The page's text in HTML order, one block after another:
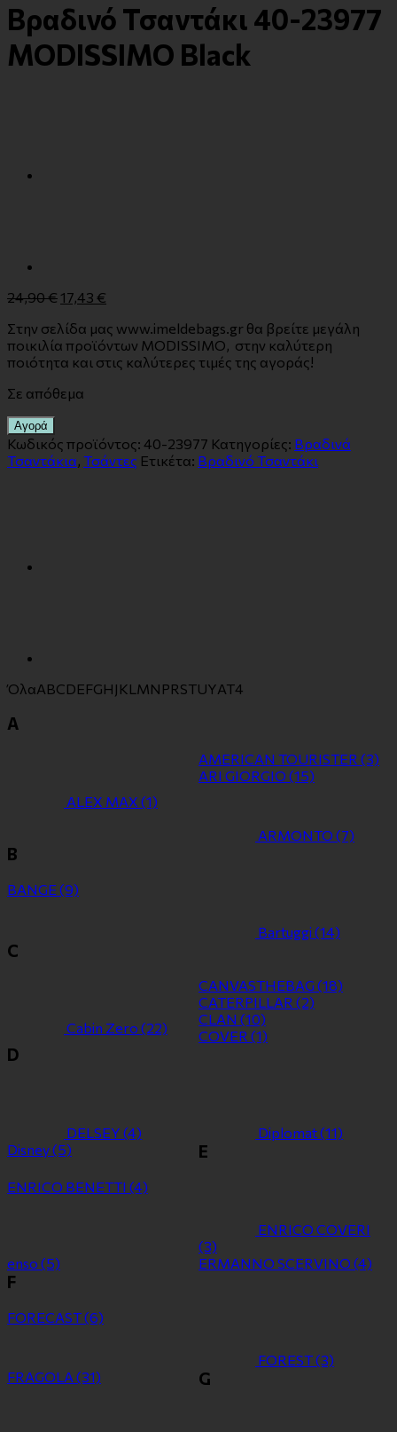
Βραδινό Τσαντάκι 40-23977
MODISSIMO Black
24,90€ 17,43 €
Στην σελίδα μας www.imeldebags.gr θα βρείτε μεγάλη
ποικιλία προϊόντων MODISSIMO, στην καλύτερη
ποιότητα και στις καλύτερες τιμές της αγοράς!
Σε απόθεμα
Αγορά
Κωδικός προϊόντος: 40-23977 Κατηγορίες: Βραδινά
Τσαντάκια Τσάντες Ετικέτα: Βραδινό Τσαντάκι
ΌλαABCDEFGH J KL MN PRSTUYΑΤ4
A
ALEX MAX (1)
AMERICAN TOURISTER (3)
ARI GIORGIO (15)
ARMONTO (7)
B
BANGE (9)
Bartuggi (14)
C
Cabin Zero (22)
CANVASTHEBAG (18)
CATERPILLAR (2)
CLAN (10)
COVER (1)
D
DELSEY (4) Diplomat(11)
Disney(5) E
ENRICO BENETTI (4)
ENRICO COVERI
(3)
enso (5) ERMANNO SCERVINO (4)
F
FORECAST(6)
FOREST(3)
FRAGOLA (31) G